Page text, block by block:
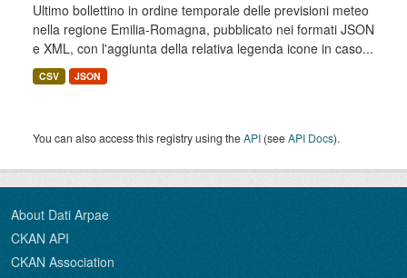
Ultimo bollettino in ordine temporale delle previsioni meteo
nella regione Emilia-Romagna, pubblicato nei formati JSON
e XML, con l'aggiunta della relativa legenda icone in caso...
CSV JSON
You can also access this registry using theAPI (seeAPI Docs).
About Dati Arpae
CKAN API
CKAN Association